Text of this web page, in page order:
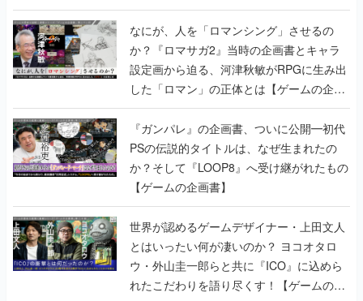
書】
なにが、人を「ロマンシング」させるの
か？『ロマサガ2』当時の企画書とキャラ
設定画から迫る、河津秋敏がRPGに生み出
した「ロマン」の正体とは【ゲームの企画
書】
『ガンパレ』の企画書、ついに公開━初代
PSの伝説的タイトルは、なぜ生まれたの
か？そして『LOOP8』へ受け継がれたもの
【ゲームの企画書】
世界が認めるゲームデザイナー・上田文人
とはいったい何が凄いのか？ ヨコオタロ
ウ・外山圭一郎らと共に『ICO』に込めら
れたこだわりを語り尽くす！【ゲームの企